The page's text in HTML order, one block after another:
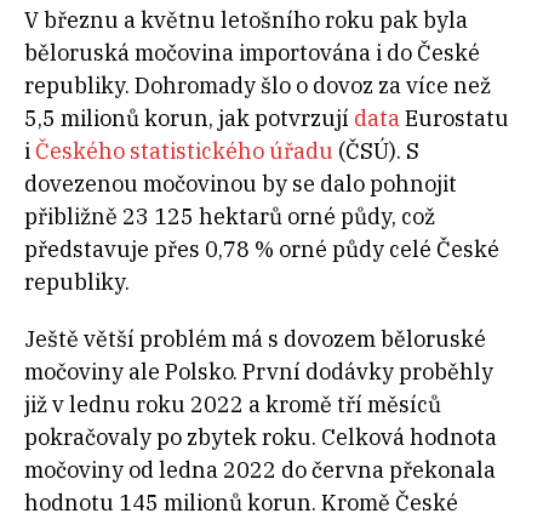
V březnu a květnu letošního roku pak byla
běloruská močovina importována i do České
republiky. Dohromady šlo o dovoz za více než
5,5 milionů korun, jak potvrzují dataEurostatu
i Českého statistického úřadu (ČSÚ). S
dovezenou močovinou by se dalo pohnojit
přibližně 23 125 hektarů orné půdy, což
představuje přes 0,78 % orné půdy celé České
republiky.
Ještě větší problém má s dovozem běloruské
močoviny ale Polsko. První dodávky proběhly
již v lednu roku 2022 a kromě tří měsíců
pokračovaly po zbytek roku. Celková hodnota
močoviny od ledna 2022 do června překonala
hodnotu 145 milionů korun. Kromě České